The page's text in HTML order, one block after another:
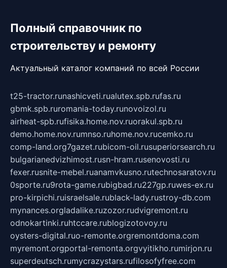
Полный справочник по
строительству и ремонту
Актуальный каталог компаний по всей России
t25-tractor.runashicveti.rualutex.spb.rufas.ru
gbmk.spb.ruromania-today.runovoizol.ru
airheat-spb.rufisika.home.nov.ruorakul.spb.ru
demo.home.nov.rumnso.ruhome.nov.rucemko.ru
comp-land.org7gazet.rubicom-oil.rusuperiorsearch.ru
bulgarianedvizhimost.rusn-hram.rusenovosti.ru
fexer.rusnite-mebel.ruanamvkusno.rutechnosaratov.ru
0sporte.ru9rota-game.rubigbad.ru227gp.ruwes-ex.ru
pro-kirpichi.ruisraelsale.rublack-lady.rustroy-db.com
mynances.orgladalike.ruzozor.rudvigremont.ru
odnokartinki.ruhtccare.rublogizotovoy.ru
oysters-digital.ruo-remonte.orgremontdoma.com
myremont.orgportal-remonta.orgvyitikho.rumirjon.ru
superdeutsch.rumycrazystars.rufilosofyfree.com